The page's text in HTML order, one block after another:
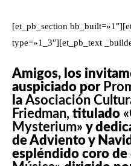
[et_pb_section
type=»1_3″][et_pb_text
Amigos, los
auspiciado por
la Asociación
Friedman, titulado
Mysterium» y
de Adviento y
espléndido coro de